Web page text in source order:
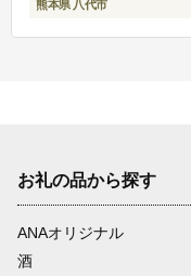
熊本県 八代市
お礼の品から探す
ANAオリジナル
酒